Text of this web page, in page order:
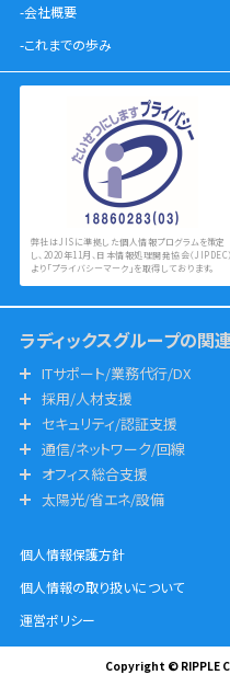
-会社概要
-これまでの歩み
弊社はJISに準拠した個人情報プログラムを策定
し、2020年11月、日本情報処理開発協会（JIPDEC）
より「プライバシーマーク」を取得しております。
ラディックスグループの関
ITサポート/業務代行/DX
採用/人材支援
セキュリティ/認証支援
通信/ネットワーク/回線
オフィス総合支援
太陽光/省エネ/設備
個人情報保護方針
個人情報の取り扱いについて
運営ポリシー
Copyright © RIPPLE